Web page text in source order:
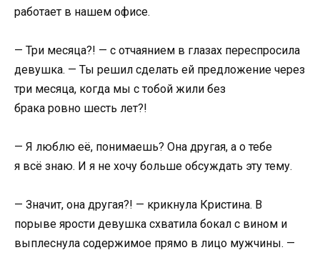
работает в нашем офисе.
— Три месяца?! — с отчаянием в глазах переспросила
девушка. — Ты решил сделать ей предложение через
три месяца, когда мы с тобой жили без
брака ровно шесть лет?!
— Я люблю её, понимаешь? Она другая, а о тебе
я всё знаю. И я не хочу больше обсуждать эту тему.
— Значит, она другая?! — крикнула Кристина. В
порыве ярости девушка схватила бокал с вином и
выплеснула содержимое прямо в лицо мужчины. —